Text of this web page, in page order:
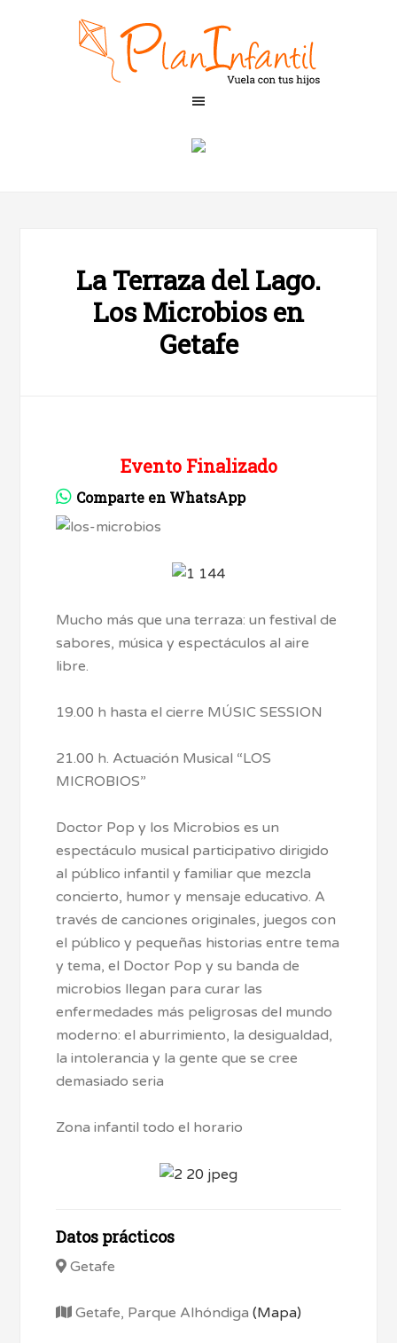
La Terraza del Lago.
Los Microbios en
Getafe
Evento Finalizado
Comparte en WhatsApp
Mucho más que una terraza: un festival de
sabores, música y espectáculos al aire
libre.
19.00 h hasta el cierre MÚSIC SESSION
21.00 h. Actuación Musical “LOS
MICROBIOS”
Doctor Pop y los Microbios es un
espectáculo musical participativo dirigido
al público infantil y familiar que mezcla
concierto, humor y mensaje educativo. A
través de canciones originales, juegos con
el público y pequeñas historias entre tema
y tema, el Doctor Pop y su banda de
microbios llegan para curar las
enfermedades más peligrosas del mundo
moderno: el aburrimiento, la desigualdad,
la intolerancia y la gente que se cree
demasiado seria
Zona infantil todo el horario
Datos prácticos
Getafe
Getafe, Parque Alhóndiga(Mapa)